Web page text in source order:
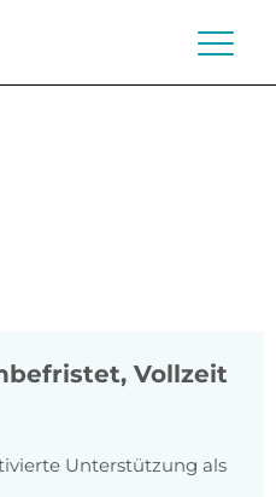
Vollzeit
Unterstützung als